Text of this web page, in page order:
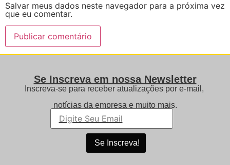
Salvar meus dados neste navegador para a próxima vez
que eu comentar.
Se Inscreva em nossa Newsletter
Inscreva-se para receber atualizações por e-mail,
notícias da empresa e muito mais.